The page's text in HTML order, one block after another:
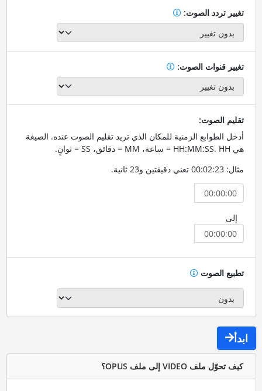
تغيير تردد الصوت:
تغيير قنوات الصوت:
تقليم الصوت:
أدخل الطوابع الزمنية للمكان الذي تريد تقليم الصوت عنده. الصيغة
هي HH:MM:SS. HH = ساعة، MM = دقائق، SS = ثوانٍ.
مثال: 00:02:23 تعني دقيقتين و23 ثانية.
إلى
تطبيع الصوت
ابدأ
كيف تحوّل ملف VIDEO إلى ملف OPUS؟